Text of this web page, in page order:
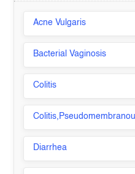
Acne Vulgaris
Bacterial Vaginosis
Colitis
Diarrhea